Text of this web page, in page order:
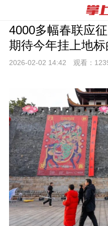
4000多幅春联应
期待今年挂上地
2026-02-02 14:42 观看：